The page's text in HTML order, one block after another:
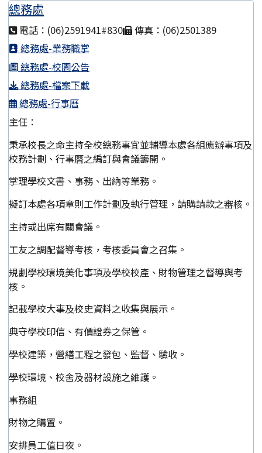
總務處
電話：(06)2591941#830
傳真：(06)2501389
總務處-業務職掌
總務處-校園公告
總務處-檔案下載
總務處-行事曆
主任：
秉承校長之命主持全校總務事宜並輔導本處各組應辦事項及
校務計劃、行事曆之編訂與會議籌開。
掌理學校文書、事務、出納等業務。
擬訂本處各項章則工作計劃及執行管理，請購請款之審核。
主持或出席有關會議。
工友之調配督導考核，考核委員會之召集。
規劃學校環境美化事項及學校校產、財物管理之督導與考
核。
記載學校大事及校史資料之收集與展示。
典守學校印信、有價證券之保管。
學校建築，營繕工程之發包、監督、驗收。
學校環境、校舍及器材設施之維護。
事務組
財物之購置。
安排員工值日夜。